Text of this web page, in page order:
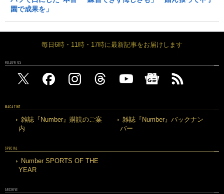
園で成果を」
毎日6時・11時・17時に最新記事をお届けします
FOLLOW US
MAGAZINE
雑誌『Number』購読のご案
内
雑誌『Number』バックナン
バー
SPECIAL
Number SPORTS OF THE
YEAR
ARCHIVE